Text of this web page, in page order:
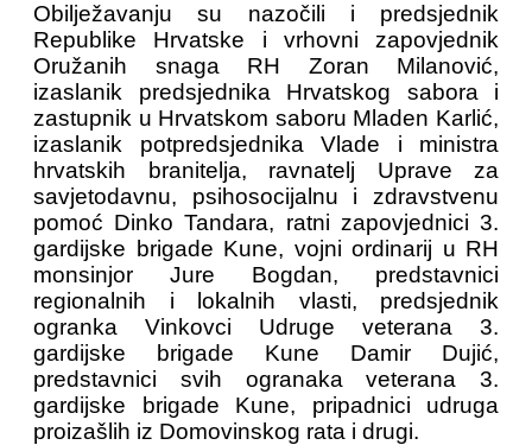
Obilježavanju su nazočili i predsjednik
Republike Hrvatske i vrhovni zapovjednik
Oružanih snaga RH Zoran Milanović,
izaslanik predsjednika Hrvatskog sabora i
zastupnik u Hrvatskom saboru Mladen Karlić,
izaslanik potpredsjednika Vlade i ministra
hrvatskih branitelja, ravnatelj Uprave za
savjetodavnu, psihosocijalnu i zdravstvenu
pomoć Dinko Tandara, ratni zapovjednici 3.
gardijske brigade Kune, vojni ordinarij u RH
monsinjor Jure Bogdan, predstavnici
regionalnih i lokalnih vlasti, predsjednik
ogranka Vinkovci Udruge veterana 3.
gardijske brigade Kune Damir Dujić,
predstavnici svih ogranaka veterana 3.
gardijske brigade Kune, pripadnici udruga
proizašlih iz Domovinskog rata i drugi.